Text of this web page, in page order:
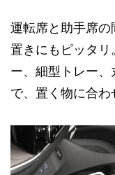
運転席と助手席
置きにもピッタリ
ー、細型トレー
で、置く物に合わ